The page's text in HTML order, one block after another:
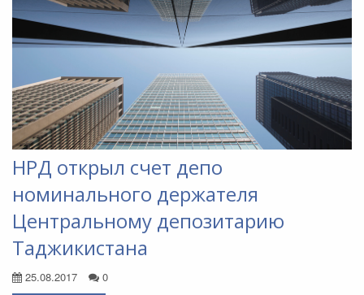
НРД открыл счет депо
номинального держателя
Центральному депозитарию
Таджикистана
25.08.2017 0